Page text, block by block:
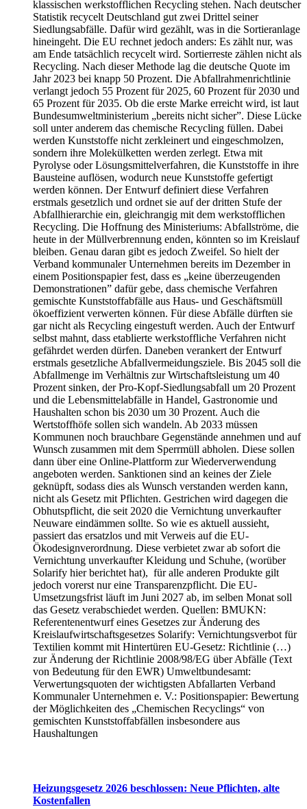
klassischen werkstofflichen Recycling stehen. Nach deutscher
Statistik recycelt Deutschland gut zwei Drittel seiner
Siedlungsabfälle. Dafür wird gezählt, was in die Sortieranlage
hineingeht. Die EU rechnet jedoch anders: Es zählt nur, was
am Ende tatsächlich recycelt wird. Sortierreste zählen nicht als
Recycling. Nach dieser Methode lag die deutsche Quote im
Jahr 2023 bei knapp 50 Prozent. Die Abfallrahmenrichtlinie
verlangt jedoch 55 Prozent für 2025, 60 Prozent für 2030 und
65 Prozent für 2035. Ob die erste Marke erreicht wird, ist laut
Bundesumweltministerium „bereits nicht sicher”. Diese Lücke
soll unter anderem das chemische Recycling füllen. Dabei
werden Kunststoffe nicht zerkleinert und eingeschmolzen,
sondern ihre Molekülketten werden zerlegt. Etwa mit
Pyrolyse oder Lösungsmittelverfahren, die Kunststoffe in ihre
Bausteine auflösen, wodurch neue Kunststoffe gefertigt
werden können. Der Entwurf definiert diese Verfahren
erstmals gesetzlich und ordnet sie auf der dritten Stufe der
Abfallhierarchie ein, gleichrangig mit dem werkstofflichen
Recycling. Die Hoffnung des Ministeriums: Abfallströme, die
heute in der Müllverbrennung enden, könnten so im Kreislauf
bleiben. Genau daran gibt es jedoch Zweifel. So hielt der
Verband kommunaler Unternehmen bereits im Dezember in
einem Positionspapier fest, dass es „keine überzeugenden
Demonstrationen” dafür gebe, dass chemische Verfahren
gemischte Kunststoffabfälle aus Haus- und Geschäftsmüll
ökoeffizient verwerten können. Für diese Abfälle dürften sie
gar nicht als Recycling eingestuft werden. Auch der Entwurf
selbst mahnt, dass etablierte werkstoffliche Verfahren nicht
gefährdet werden dürfen. Daneben verankert der Entwurf
erstmals gesetzliche Abfallvermeidungsziele. Bis 2045 soll die
Abfallmenge im Verhältnis zur Wirtschaftsleistung um 40
Prozent sinken, der Pro-Kopf-Siedlungsabfall um 20 Prozent
und die Lebensmittelabfälle in Handel, Gastronomie und
Haushalten schon bis 2030 um 30 Prozent. Auch die
Wertstoffhöfe sollen sich wandeln. Ab 2033 müssen
Kommunen noch brauchbare Gegenstände annehmen und auf
Wunsch zusammen mit dem Sperrmüll abholen. Diese sollen
dann über eine Online-Plattform zur Wiederverwendung
angeboten werden. Sanktionen sind an keines der Ziele
geknüpft, sodass dies als Wunsch verstanden werden kann,
nicht als Gesetz mit Pflichten. Gestrichen wird dagegen die
Obhutspflicht, die seit 2020 die Vernichtung unverkaufter
Neuware eindämmen sollte. So wie es aktuell aussieht,
passiert das ersatzlos und mit Verweis auf die EU-
Ökodesignverordnung. Diese verbietet zwar ab sofort die
Vernichtung unverkaufter Kleidung und Schuhe, (worüber
Solarify hier berichtet hat), für alle anderen Produkte gilt
jedoch vorerst nur eine Transparenzpflicht. Die EU-
Umsetzungsfrist läuft im Juni 2027 ab, im selben Monat soll
das Gesetz verabschiedet werden. Quellen: BMUKN:
Referentenentwurf eines Gesetzes zur Änderung des
Kreislaufwirtschaftsgesetzes Solarify: Vernichtungsverbot für
Textilien kommt mit Hintertüren EU-Gesetz: Richtlinie (…)
zur Änderung der Richtlinie 2008/98/EG über Abfälle (Text
von Bedeutung für den EWR) Umweltbundesamt:
Verwertungsquoten der wichtigsten Abfallarten Verband
Kommunaler Unternehmen e. V.: Positionspapier: Bewertung
der Möglichkeiten des „Chemischen Recyclings“ von
gemischten Kunststoffabfällen insbesondere aus
Haushaltungen
Heizungsgesetz 2026 beschlossen: Neue Pflichten, alte
Kostenfallen